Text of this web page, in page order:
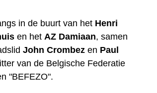
in de buurt van het Henri
en het AZ Damiaan, samen
John Crombez en Paul
van de Belgische Federatie
"BEFEZO".